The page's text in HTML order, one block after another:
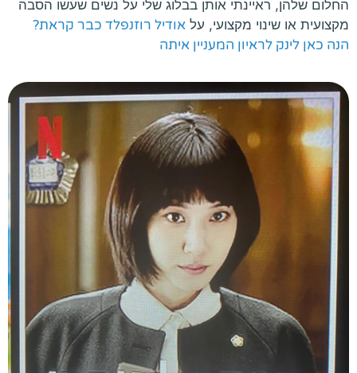
החלום שלהן, ראיינתי אותן בבלוג שלי על נשים שעשו הסבה
מקצועית או שינוי מקצועי, על אודיל רוזנפלד כבר קראת?
הנה כאן לינק לראיון המעניין איתה